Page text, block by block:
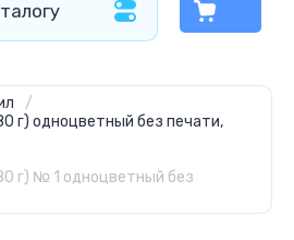
/
г) одноцветный без печати,
г) № 1 одноцветный без